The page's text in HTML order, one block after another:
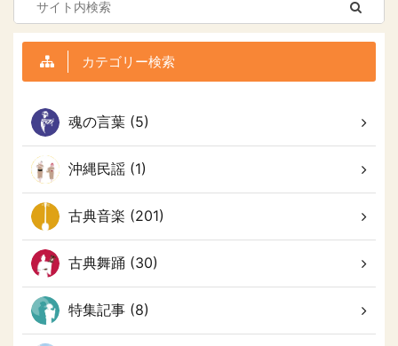
カテゴリー検索
魂の言葉 (5)
沖縄民謡 (1)
古典音楽 (201)
古典舞踊 (30)
特集記事 (8)